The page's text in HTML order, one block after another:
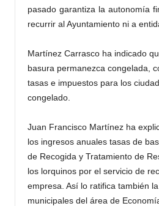
pasado garantiza la autonomía
recurrir al Ayuntamiento ni a
Martínez Carrasco ha indicado
basura permanezca congelada,
tasas e impuestos para los
congelado.
Juan Francisco Martínez ha
los ingresos anuales tasas de
de Recogida y Tratamiento de
los lorquinos por el servicio de
empresa. Así lo ratifica también
municipales del área de